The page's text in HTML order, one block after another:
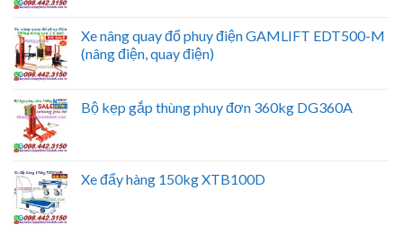
Xe nâng quay đổ phuy điện GAMLIFT EDT500-M
(nâng điện, quay điện)
Bộ kẹp gắp thùng phuy đơn 360kg DG360A
Xe đẩy hàng 150kg XTB100D